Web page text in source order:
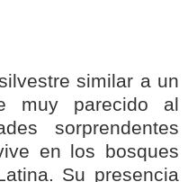
similar a un
muy parecido al
sorprendentes
en los bosques
Su presencia